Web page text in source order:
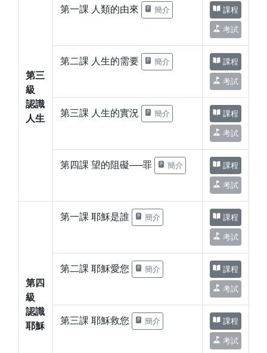
第三
級
認識
人生
第一課 人類的由來 簡介 課程
考試
第二課 人生的需要 簡介 課程
考試
第三課 人生的實況 簡介 課程
考試
第四課 望的阻礙──罪 簡介 課程
考試
第四
級
認識
耶穌
第一課 耶穌是誰 簡介 課程
考試
第二課 耶穌愛您 簡介 課程
考試
第三課 耶穌救您 簡介 課程
考試